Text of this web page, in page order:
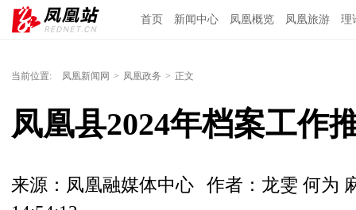
首页 新闻中心 凤凰概览 凤凰旅游 理
当前位置: 凤凰新闻网 > 凤凰政务 > 正文
凤凰县2024年档案工作
来源：凤凰融媒体中心
作者：龙雯 何为